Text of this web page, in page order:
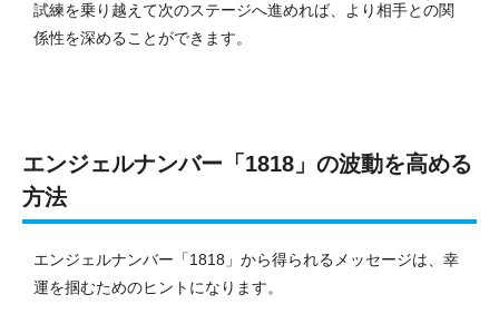
試練を乗り越えて次のステージへ進めれば、より相手との関
係性を深めることができます。
エンジェルナンバー「1818」の波動を高める
方法
エンジェルナンバー「1818」から得られるメッセージは、幸
運を掴むためのヒントになります。